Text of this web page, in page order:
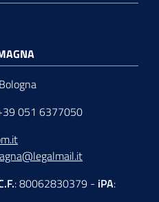
051 6377050
: 80062830379 - iPA: